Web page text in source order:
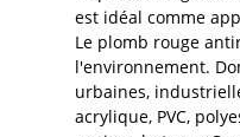
est idéal comme
Le plomb rouge
l'environnement.
urbaines,
acrylique, PVC,